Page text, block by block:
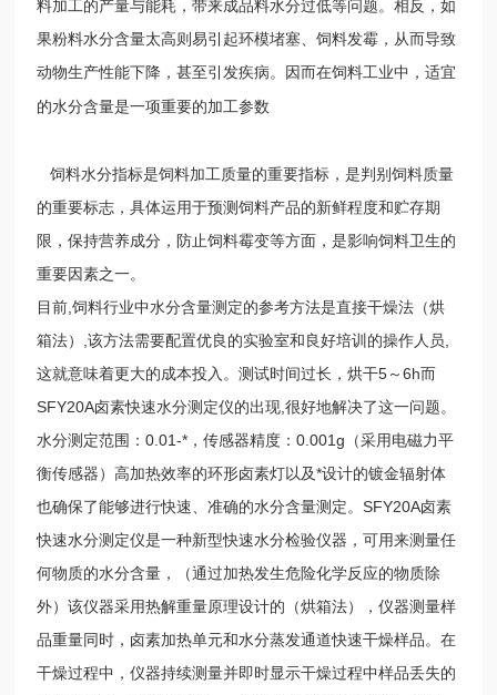
料加工的产量与能耗，带来成品料水分过低等问题。相反，如
果粉料水分含量太高则易引起环模堵塞、饲料发霉，从而导致
动物生产性能下降，甚至引发疾病。因而在饲料工业中，适宜
的水分含量是一项重要的加工参数
饲料水分指标是饲料加工质量的重要指标，是判别饲料质量
的重要标志，具体运用于预测饲料产品的新鲜程度和贮存期
限，保持营养成分，防止饲料霉变等方面，是影响饲料卫生的
重要因素之一。
目前,饲料行业中水分含量测定的参考方法是直接干燥法 （烘
箱法）
,该方法需要配置优良的实验室和良好培训的操作人员,
这就意味着更大的成本投入。测试时间过长，烘干5～6h而
SFY20A卤素快速水分测定仪的出现,很好地解决了这一问题。
水分测定范围：0.01-* ，传感器精度：0.001g（采用电磁力平
衡传感器）高加热效率的环形卤素灯以及*设计的镀金辐射体
也确保了能够进行快速、准确的水分含量测定。SFY20A卤素
快速水分测定仪是一种新型快速水分检验仪器，可用来测量任
何物质的水分含量，（通过加热发生危险化学反应的物质除
外）该仪器采用热解重量原理设计的 （烘箱法）
，仪器测量样
品重量同时，卤素加热单元和水分蒸发通道快速干燥样品。在
干燥过程中，仪器持续测量并即时显示干燥过程中样品丢失的